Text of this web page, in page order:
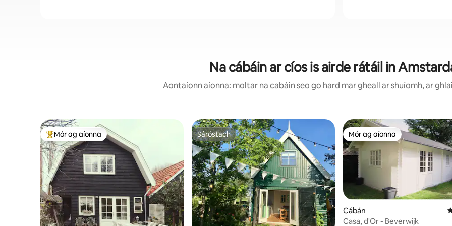
Na cábáin ar cíos is airde rátáil in
Aontaíonn aíonna: moltar na cabáin seo go hard mar gheall ar shuíomh, ar
An-mhór ag aíonna
Mór ag aíonna Sáróstach
Sáróstach Mór ag aíonna
Mór ag aíonna
Cábán
Casa, d'Or - Beverwijk